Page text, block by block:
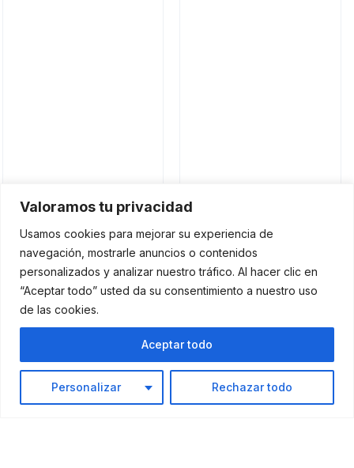
Valoramos tu privacidad
Usamos cookies para mejorar su experiencia de
navegación, mostrarle anuncios o contenidos
personalizados y analizar nuestro tráfico. Al hacer clic en
“Aceptar todo” usted da su consentimiento a nuestro uso
de las cookies.
Personalizar Rechazar todo
Aceptar todo